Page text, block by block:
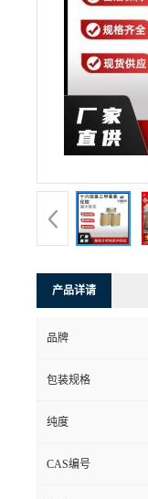
产品详请
品牌
包装规格
纯度
CAS编号